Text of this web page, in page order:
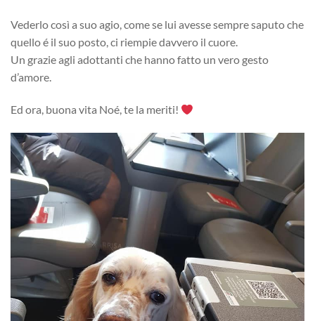
Vederlo così a suo agio, come se lui avesse sempre saputo che
quello é il suo posto, ci riempie davvero il cuore.
Un grazie agli adottanti che hanno fatto un vero gesto
d’amore.
Ed ora, buona vita Noé, te la meriti!